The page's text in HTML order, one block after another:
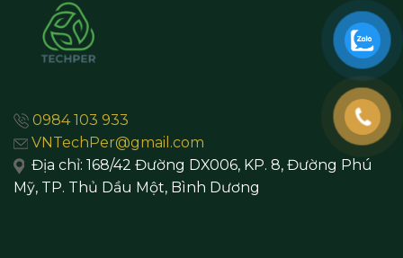
0984 103 933
VNTechPer@gmail.com
Địa chỉ: 168/42 Đường DX006, KP. 8, Đường Phú
Mỹ, TP. Thủ Dầu Một, Bình Dương